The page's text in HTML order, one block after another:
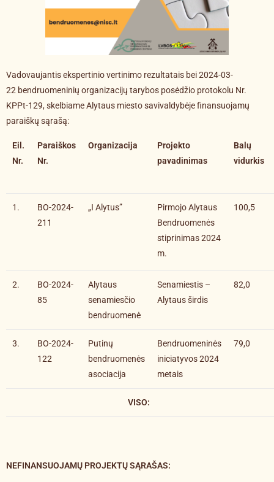
Vadovaujantis ekspertinio vertinimo rezultatais bei 2024-03-
22 bendruomeninių organizacijų tarybos posėdžio protokolu Nr.
KPPt-129, skelbiame Alytaus miesto savivaldybėje finansuojamų
paraiškų sąrašą:
Eil.
Nr.
Paraiškos
Nr.
Organizacija
Projekto
pavadinimas
Balų
vidurkis
1.
BO-2024-
211
„I Alytus”
Pirmojo Alytaus
Bendruomenės
stiprinimas 2024
m.
100,5
2.
BO-2024-
85
Alytaus
senamiesčio
bendruomenė
Senamiestis –
Alytaus širdis
82,0
3.
BO-2024-
122
Putinų
bendruomenės
asociacija
Bendruomeninės
iniciatyvos 2024
metais
79,0
VISO:
NEFINANSUOJAMŲ PROJEKTŲ SĄRAŠAS: